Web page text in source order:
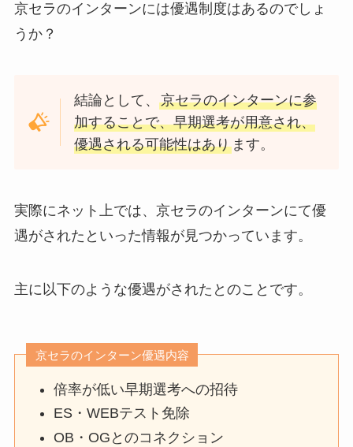
京セラのインターンには優遇制度はあるのでしょ
うか？
結論として、京セラのインターンに参
加することで、早期選考が用意され、
優遇される可能性はあり ます。
実際にネット上では、京セラのインターンにて優
遇がされたといった情報が見つかっています。
主に以下のような優遇がされたとのことです。
京セラのインターン優遇内容
倍率が低い早期選考への招待
ES・WEBテスト免除
OB・OGとのコネクション